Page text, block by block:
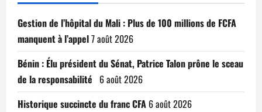
Gestion de l’hôpital du Mali : Plus de 100 millions de FCFA
manquent à l’appel7 août 2026
Bénin : Élu président du Sénat, Patrice Talon prône le sceau
de la responsabilité 6 août 2026
Historique succincte du franc CFA 6 août 2026